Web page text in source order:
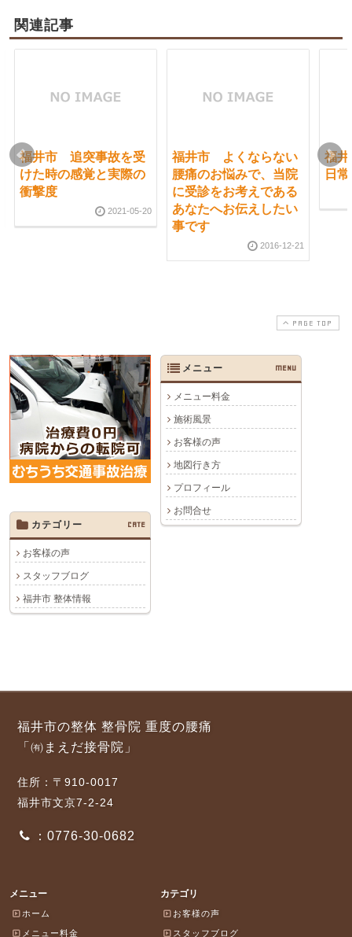
関連記事
福井市 追突事故を受
けた時の感覚と実際の
衝撃度
2021-05-20
福井市 よくならない
腰痛のお悩みで、当院
に受診をお考えである
あなたへお伝えしたい
事です
2016-12-21
福
日
PAGE TOP
メニュー MENU
メニュー料金
施術風景
お客様の声
地図行き方
プロフィール
お問合せ
カテゴリー
CATE
お客様の声
スタッフブログ
福井市 整体情報
福井市の整体 整骨院 重度の腰痛
「㈲まえだ接骨院」
住所：〒910-0017
福井市文京7-2-24
：0776-30-0682
メニュー
ホーム
メニュー料金
カテゴリ
お客様の声
スタッフブログ